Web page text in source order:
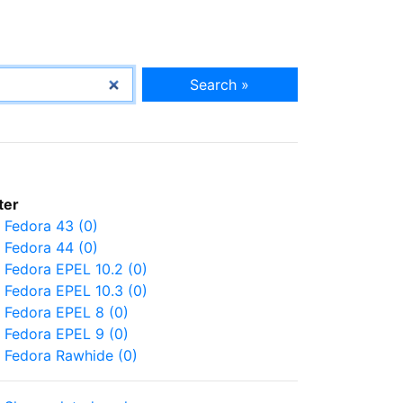
Search »
Fedora 43 (0)
Fedora 44 (0)
Fedora EPEL 10.2 (0)
Fedora EPEL 10.3 (0)
Fedora EPEL 8 (0)
Fedora EPEL 9 (0)
Fedora Rawhide (0)